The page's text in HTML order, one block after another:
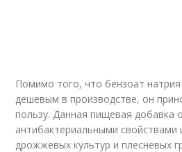
Помимо того, что бензоат
дешевым в производстве, он
пользу. Данная пищевая добавка
антибактериальными
дрожжевых культур и плесневых